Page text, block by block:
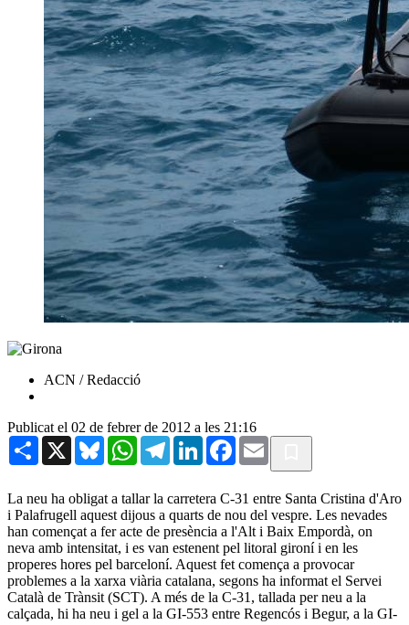
ACN / Redacció
Publicat el 02 de febrer de 2012 a les 21:16
Share X BlueskyWhatsAppTelegramLinkedInFacebook
Email
La neu ha obligat a tallar la carretera C-31 entre Santa Cristina d'Aro
i Palafrugell aquest dijous a quarts de nou del vespre. Les nevades
han començat a fer acte de presència a l'Alt i Baix Empordà, on
neva amb intensitat, i es van estenent pel litoral gironí i en les
properes hores pel barceloní. Aquest fet comença a provocar
problemes a la xarxa viària catalana, segons ha informat el Servei
Català de Trànsit (SCT). A més de la C-31, tallada per neu a la
calçada, hi ha neu i gel a la GI-553 entre Regencós i Begur, a la GI-